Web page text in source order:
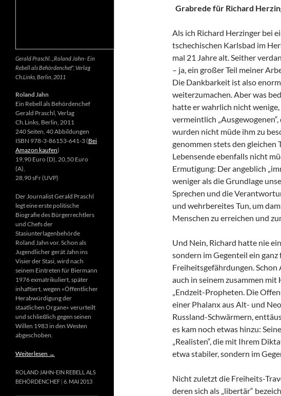
Grabrede für Richard
Als ich Richard Herzinger bei
tschechischen Karlsbad im
mal 21 Jahre alt. Seither
– ja, ein großer Teil meiner
Die Dankbarkeit ist also
weiterzumachen. Aber was
hatte er wahrlich nicht
vermeintlich
wurden nicht müde ihm zu
genommen stets den gleichen
Lebensende ebenfalls nicht
Ermutigung: Der angeblich
weniger als die Grundlage
Sprechen und die
und wehrbereites Tun, um
Menschen zu erreichen und
Und Nein, Richard hatte nie
sondern im Gegenteil ein
Freiheitsgefährdungen. Schon
auch in seinem zusammen mit
„Endzeit-Propheten. Die
einer Phalanx aus Alt- und
Russland-Schwärmern,
es kam noch etwas hinzu:
„Realisten“, die mit Ihrem
etwa stabiler, sondern im
Nicht zuletzt die Freiheits-
deren sich als „libertär“
Gerald Praschl. „Roland Jahn- Ein
Rebell als Behördenchef“, Verlag
Ch.Links, Berlin, 2011
Roland Jahn
Ein Rebell als Behördenchef
Gerald Praschl, Verlag
Ch.Links, Berlin, 2011
240 Seiten, 40 Abbildungen
ISBN 978-3-86153-641-3 (Bei
Amazon kaufen)
19,90 Euro (D), 20,50 Euro
(A),
28,90 sFr (UVP)
Der Journalist Gerald Praschl
legt eine erste politische
Biografie des Bürgerrechtlers
und Chefs der
Stasiunterlagenbehörde
Roland Jahn vor. Schon als
Jugendlicher gerät Jahn ins
Visier der Stasi, wird nach
seinem Eintreten für Biermann
1976 exmatrikuliert, später
inhaftiert, wegen »Öffentlicher
Herabwürdigung der
staatlichen Organe« verurteilt
und schließlich gegen seinen
Willen 1983 in den Westen
abgeschoben.
Weiterlesen →
ROLAND JAHN-EIN REBELL ALS
BEHÖRDENCHEF 6. MAI 2013